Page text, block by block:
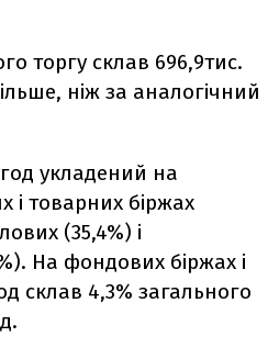
торгу склав 696,9тис.
ніж за аналогічний
укладений на
і товарних біржах
(35,4%) і
На фондових біржах і
склав 4,3% загального